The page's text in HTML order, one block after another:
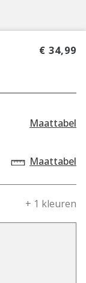
€ 34,99
Maattabel
Maattabel
+ 1 kleuren